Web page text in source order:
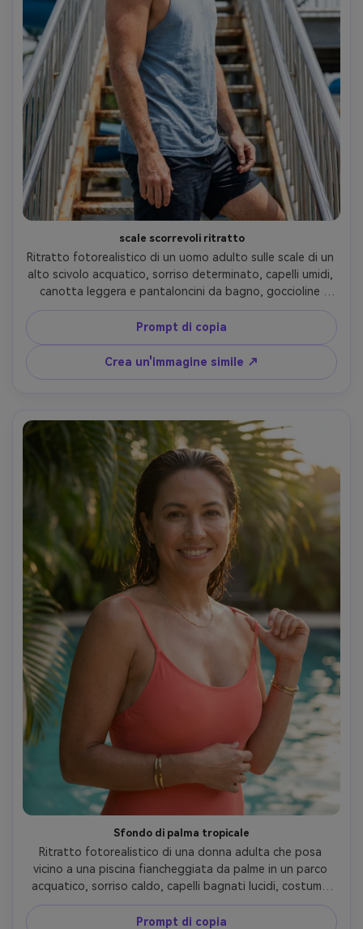
scale scorrevoli ritratto
Ritratto fotorealistico di un uomo adulto sulle scale di un
alto scivolo acquatico, sorriso determinato, capelli umidi,
canotta leggera e pantaloncini da bagno, goccioline
d'acqua sulle spalle, ringhiere metalliche che conducono le
linee dietro di lui, duro sole di mezzogiorno ammorbidito
dalla luce riflessa, Canon EOS R5, 70 mm, profondità di
campo bassa, cornice di tre quarti del ritratto, umore
avventuroso, struttura realistica della pelle e miscela
Prompt di copia
Crea un'immagine simile ↗
Sfondo di palma tropicale
Ritratto fotorealistico di una donna adulta che posa
vicino a una piscina fiancheggiata da palme in un parco
acquatico, sorriso caldo, capelli bagnati lucidi, costume
da bagno in corallo, gioielli impermeabili delicati, foglie di
palma e acqua turchese bokeh dietro, luce laterale dell'ora
Prompt di copia